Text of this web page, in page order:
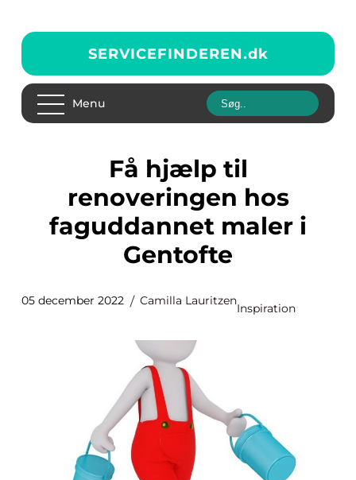
SERVICEFINDEREN.dk
Menu
Få hjælp til
renoveringen hos
faguddannet maler i
Gentofte
05 december 2022 Camilla Lauritzen
Inspiration